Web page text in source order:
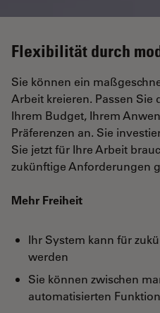
Flexibilität durch
Sie können ein
Arbeit kreieren. Passen Sie
Ihrem Budget, Ihrem
Präferenzen an. Sie
Sie jetzt für Ihre Arbeit
zukünftige Anforderungen
Mehr Freiheit
Ihr System kann für
werden
Sie können zwischen
automatisierten